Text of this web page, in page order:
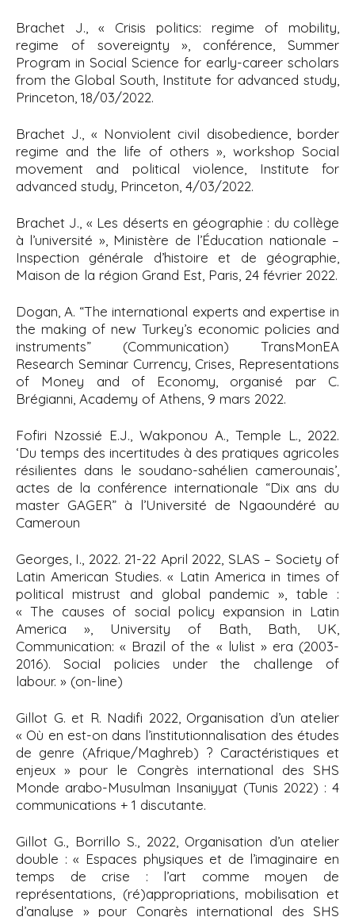
Brachet J., « Crisis politics: regime of mobility,
regime of sovereignty », conférence, Summer
Program in Social Science for early-career scholars
from the Global South, Institute for advanced study
Princeton, 18/03/2022.
Brachet J., « Nonviolent civil disobedience, border
regime and the life of others », workshop Social
movement and political violence, Institute for
advanced study, Princeton , 4/03/2022.
Brachet J., « Les déserts en géographie : du collège
à l’université », Ministère de l’Éducation nationale –
Inspection générale d’histoire et de géographie,
Maison de la région Grand Est, Paris, 24 février 2022.
Dogan, A. “The international experts and expertise in
the making of new Turkey’s economic policies and
instruments” (Communication) TransMonEA
Research Seminar Currency, Crises, Representations
of Money and of Economy , organisé par C.
Brégianni, Academy of Athens, 9 mars 2022.
Fofiri Nzossié E.J., Wakponou A., Temple L., 2022.
‘Du temps des incertitudes à des pratiques agricoles
résilientes dans le soudano-sahélien camerounais’,
actes de la conférence internationale “Dix ans du
master GAGER” à l’Université de Ngaoundéré au
Cameroun
Georges, I., 2022. 21-22 April 2022, SLAS – Society of
Latin American Studies. « Latin America in times of
political mistrust and global pandemic », table :
« The causes of social policy expansion in Latin
America », University of Bath, Bath, UK,
Communication: « Brazil of the « lulist » era (2003-
2016). Social policies under the challenge of
labour. » (on-line)
Gillot G. et R. Nadifi 2022, Organisation d’un atelier
« Où en est-on dans l’institutionnalisation des études
de genre (Afrique/Maghreb) ? Caractéristiques et
enjeux » pour le Congrès international des SHS
Monde arabo-Musulman Insaniyyat (Tunis 2022) : 4
communications + 1 discutante.
Gillot G., Borrillo S., 2022, Organisation d’un atelier
double : « Espaces physiques et de l’imaginaire en
temps de crise : l’art comme moyen de
représentations, (ré)appropriations, mobilisation et
d’analyse » pour Congrès international des SHS